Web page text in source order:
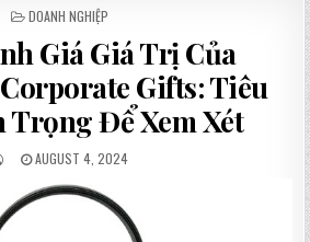
POSTED
DOANH NGHIỆP
Giá Giá Trị Của
Gifts: Tiêu
Trọng Để Xem Xét
AUGUST 4, 2024